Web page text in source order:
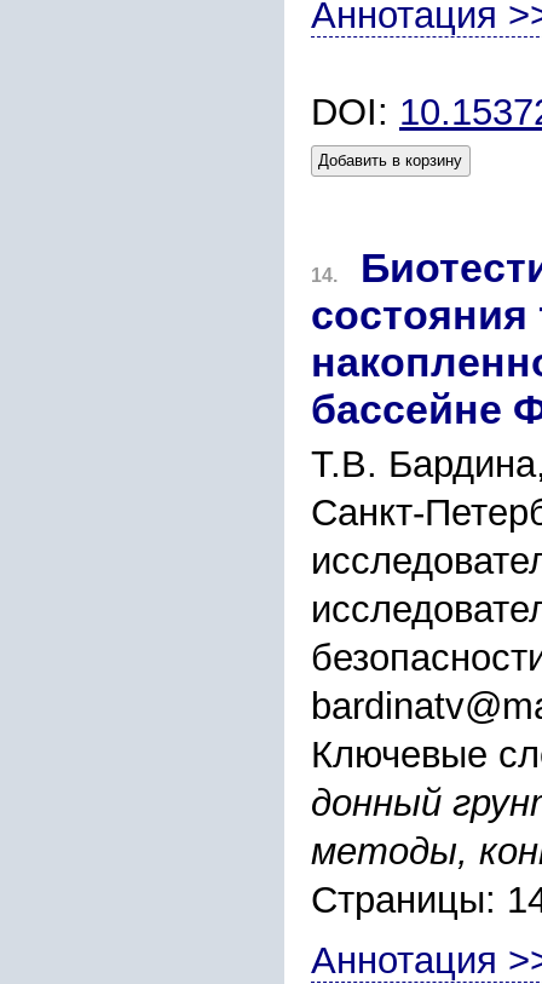
Аннотация
DOI:
Добавить в корзину
14.
состояния
бассейне
Т.В.
Санкт-
Ключевые
донный
методы,
Страницы:
Аннотация